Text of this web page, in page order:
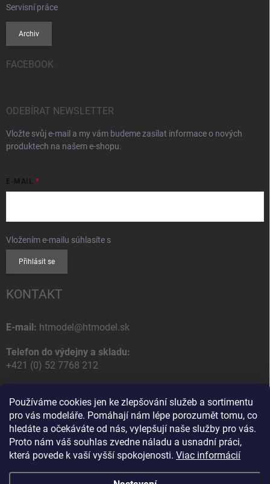
Používáme cookies jen ke zlepšování služeb a sortimentu
pro vás modeláře. Pomáhají nám lépe porozumět tomu, co
hledáte a očekáváte od nás, vylepšují naše služby pro vás.
Proto nám váš souhlas zvedne náladu a usnadní práci,
která povede k vaší vyšší spokojenosti. Viac informácií
Servisní práce
Archiv
FACEBOOK
ODEBÍRAT NEWSLETTER
Vložte svůj e-mail a my vám budeme zasílat informace o nových
produktech na našem e-shopu.
E-MAIL
Vložením e-mailu súhlasíte s
Přihlásit se
KONTAKT
E-mail: htmodel@htmodel.sk
Telefon do výdejny a skladu:
+421 (0) 52 7768 212
HT model
Na letisko 49
058 01 Poprad
Slovenská Republika